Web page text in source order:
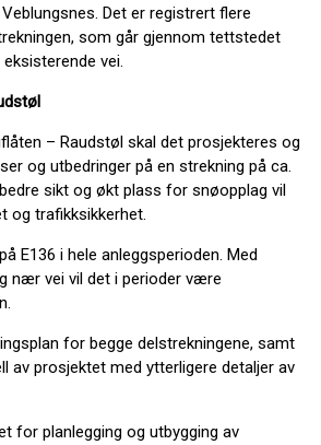
Det er registrert flere
som går gjennom tettstedet
vei.
– Raudstøl skal det prosjekteres og
og utbedringer på en strekning på ca.
sikt og økt plass for snøopplag vil
og trafikksikkerhet.
E136 i hele anleggsperioden. Med
nær vei vil det i perioder være
for begge delstrekningene, samt
av prosjektet med ytterligere detaljer av
for planlegging og utbygging av